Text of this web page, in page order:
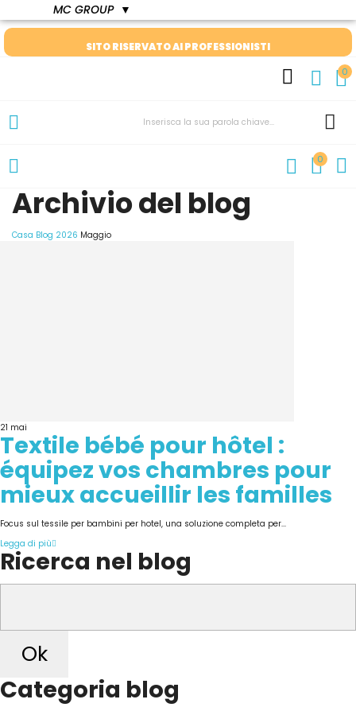
MC GROUP ▼
SITO RISERVATO AI PROFESSIONISTI
0
0
Archivio del blog
Casa Blog 2026 Maggio
21 mai
Textile bébé pour hôtel :
équipez vos chambres pour
mieux accueillir les familles
Focus sul tessile per bambini per hotel, una soluzione completa per...
Legga di più
Ricerca nel blog
Ok
Categoria blog